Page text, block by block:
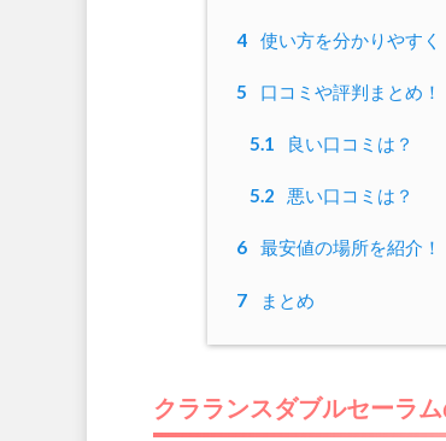
4 使い方を分かりやすく
5 口コミや評判まとめ！
5.1 良い口コミは？
5.2 悪い口コミは？
6 最安値の場所を紹介！
7 まとめ
クラランスダブルセーラ